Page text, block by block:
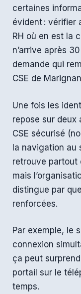
certaines
évident : vérifier
RH où en est la
n’arrive après
demande qui
CSE de
Une fois les
repose sur deux
CSE sécurisé
la navigation au
retrouve partout
mais
distingue par
renforcées.
Par exemple, le
connexion
ça peut
portail sur le
temps.